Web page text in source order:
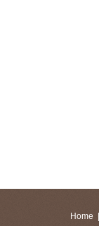
Home |